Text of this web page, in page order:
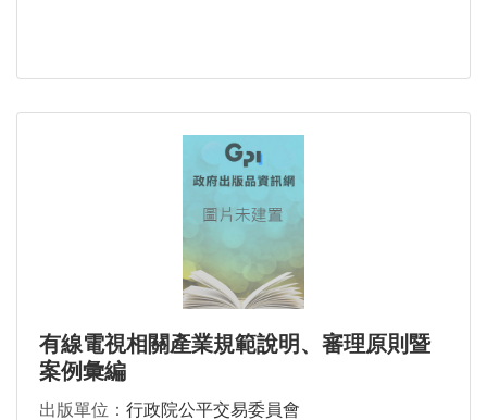
有線電視相關產業規範說明、審理原則暨
案例彙編
出版單位： 行政院公平交易委員會